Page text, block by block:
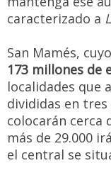
caracterizado a
San Mamés,
173 millones de
localidades que
divididas en
colocarán cerca
más de 29.000
el central se